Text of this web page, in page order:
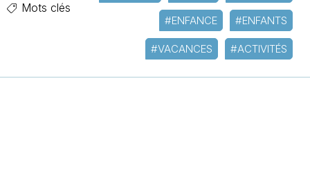
Mots clés
#ENFANCE #ENFANTS
#VACANCES #ACTIVITÉS